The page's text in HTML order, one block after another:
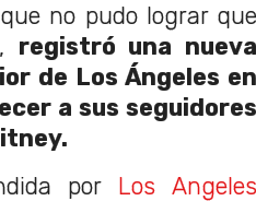
no pudo lograr que
registró una nueva
de Los Ángeles en
a sus seguidores
por Los Angeles